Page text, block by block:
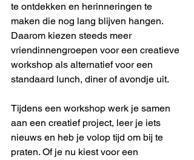
te ontdekken en herinneringen te
maken die nog lang blijven hangen.
Daarom kiezen steeds meer
vriendinnengroepen voor een creatieve
workshop als alternatief voor een
standaard lunch, diner of avondje uit.
Tijdens een workshop werk je samen
aan een creatief project, leer je iets
nieuws en heb je volop tijd om bij te
praten. Of je nu kiest voor een